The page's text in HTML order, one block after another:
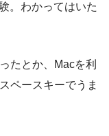
。わかってはいた
たとか、Macを利
ペースキーでうま